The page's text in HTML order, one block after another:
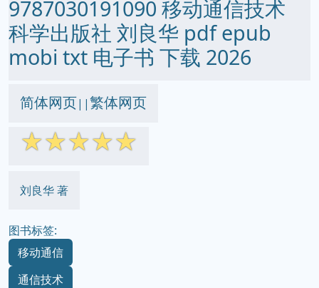
9787030191090 移动通信技术
科学出版社 刘良华 pdf epub
mobi txt 电子书 下载 2026
简体网页||繁体网页
☆☆☆☆☆
刘良华 著
图书标签:
移动通信
通信技术